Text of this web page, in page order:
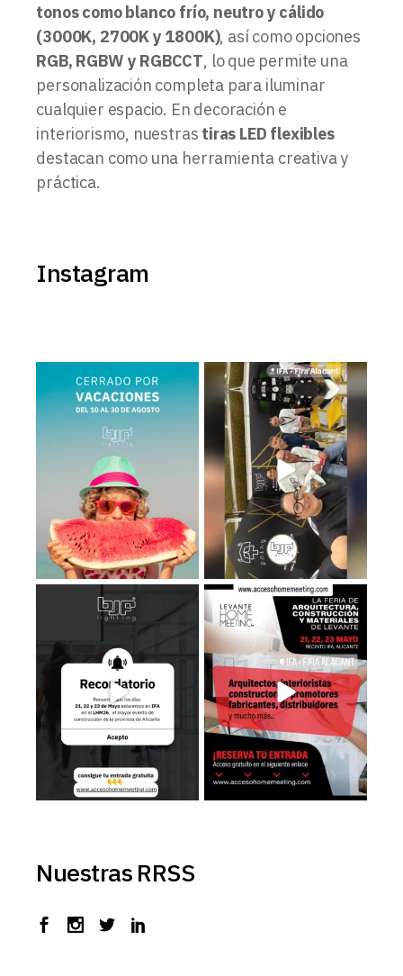
tonos como blanco frío, neutro y cálido
(3000K, 2700K y 1800K), así como opciones
RGB, RGBW y RGBCCT, lo que permite una
personalización completa para iluminar
cualquier espacio. En decoración e
interiorismo, nuestras tiras LED flexibles
destacan como una herramienta creativa y
práctica.
Instagram
BJF Lighting permanecerá
𝗰𝗲𝗿𝗿𝗮𝗱𝗼 𝗽𝗼𝗿...
2
Estamos en el Levante Home
Meeting ¡Te esperamos!...
39 5
Recuerda que los días 𝟮𝟭, 𝟮𝟮 𝘆
𝟮𝟯 de
...
3 0
Estaremos en el LHM26, consigue
tu entrada ...
3 0
Nuestras RRSS